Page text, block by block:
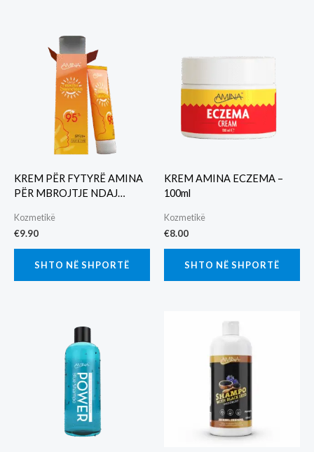
KREM PËR FYTYRË AMINA
PËR MBROJTJE NDAJ
Kozmetikë
€9.90
SHTO NË SHPORTË
KREM AMINA ECZEMA –
100ml
Kozmetikë
€8.00
SHTO NË SHPORTË